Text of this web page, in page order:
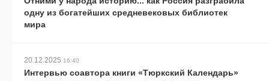
одну из богатейших средневековых библиотек
мира
20.12.2025 16:40
Интервью соавтора книги «Тюркский Календарь»